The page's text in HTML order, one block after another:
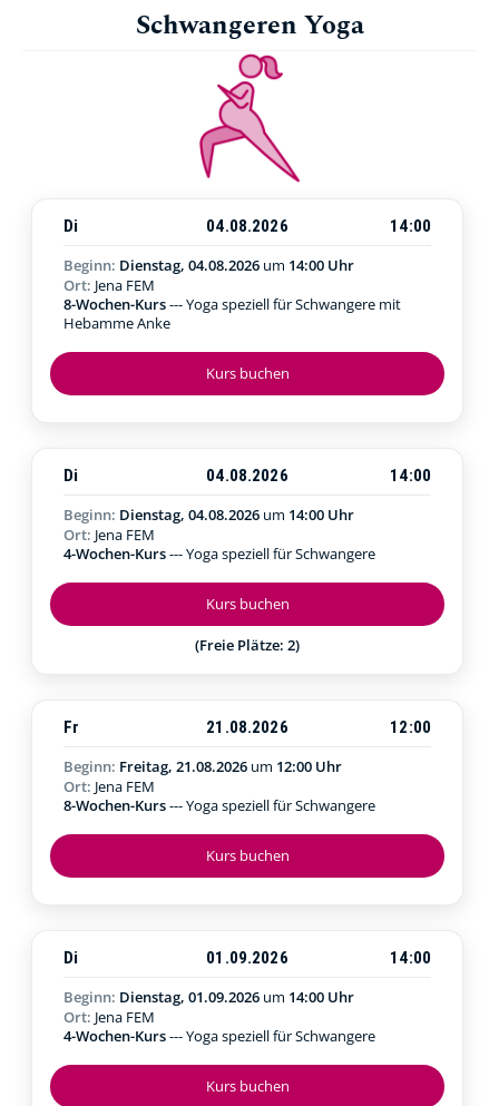
Schwangeren Yoga
Kurs buchen
Di 04.08.2026
14:00
Beginn: Dienstag, 04.08.2026 um 14:00 Uhr
Ort: Jena FEM
8-Wochen-Kurs--- Yoga speziell für Schwangere mit
Hebamme Anke
Kurs buchen
(Freie Plätze: 2)
Di 04.08.2026
14:00
Beginn: Dienstag, 04.08.2026 um 14:00 Uhr
Ort: Jena FEM
4-Wochen-Kurs--- Yoga speziell für Schwangere
Kurs buchen
Fr 21.08.2026
12:00
Beginn: Freitag, 21.08.2026 um 12:00 Uhr
Ort: Jena FEM
8-Wochen-Kurs--- Yoga speziell für Schwangere
Kurs buchen
Di 01.09.2026
14:00
Beginn: Dienstag, 01.09.2026 um 14:00 Uhr
Ort: Jena FEM
4-Wochen-Kurs--- Yoga speziell für Schwangere